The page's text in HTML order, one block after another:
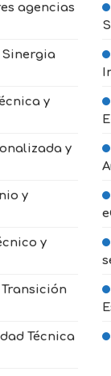
agencias
Sinergia
y
y
y
y
Transición
Técnica